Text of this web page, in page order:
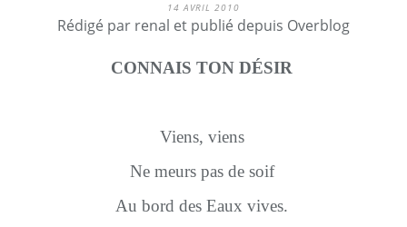
14 AVRIL 2010
Rédigé par renal et publié depuis Overblog
CONNAIS TON DÉSIR
Viens, viens
Ne meurs pas de soif
Au bord des Eaux vives.